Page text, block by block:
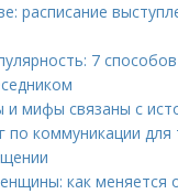
расписание
7
и мифы связаны с
по коммуникации для
как меняется